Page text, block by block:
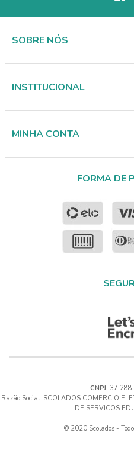
SOBRE NÓS
INSTITUCIONAL
MINHA CONTA
FORMA DE
CNPJ:
Razão Social: SCOLADOS COMERCIO
DE SERVICOS
© 2020 Scolados -